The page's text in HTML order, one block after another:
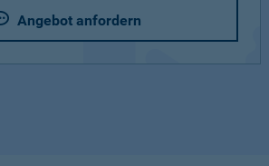
Angebot anfordern